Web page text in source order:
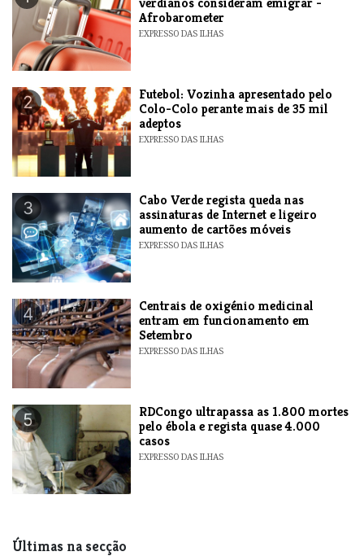
Afrobarometer
EXPRESSO DAS ILHAS
2
Futebol: Vozinha apresentado pelo
Colo-Colo perante mais de 35 mil
adeptos
EXPRESSO DAS ILHAS
3
Cabo Verde regista queda nas
assinaturas de Internet e ligeiro
aumento de cartões móveis
EXPRESSO DAS ILHAS
4
Centrais de oxigénio medicinal
entram em funcionamento em
Setembro
EXPRESSO DAS ILHAS
5
RDCongo ultrapassa as 1.800 mortes
pelo ébola e regista quase 4.000
casos
EXPRESSO DAS ILHAS
Últimas na secção